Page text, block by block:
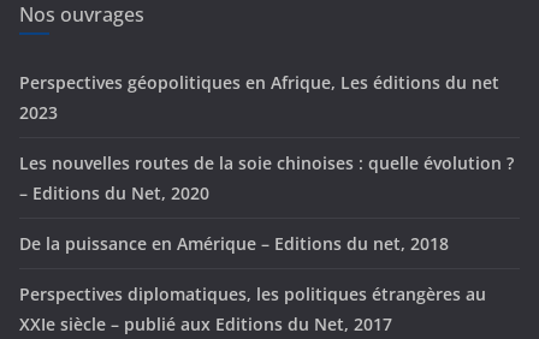
e
s
Nos ouvrages
Perspectives géopolitiques en Afrique, Les éditions du net
2023
Les nouvelles routes de la soie chinoises : quelle évolution ?
– Editions du Net, 2020
De la puissance en Amérique – Editions du net, 2018
Perspectives diplomatiques, les politiques étrangères au
XXIe siècle – publié aux Editions du Net, 2017